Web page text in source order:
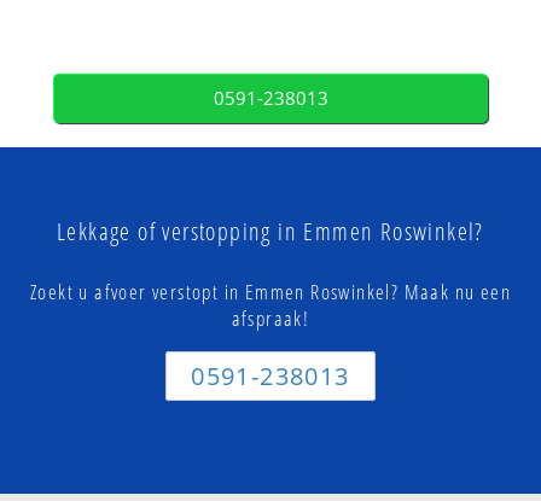
0591-238013
Lekkage of verstopping in Emmen Roswinkel?
Zoekt u afvoer verstopt in Emmen Roswinkel? Maak nu een
afspraak!
0591-238013